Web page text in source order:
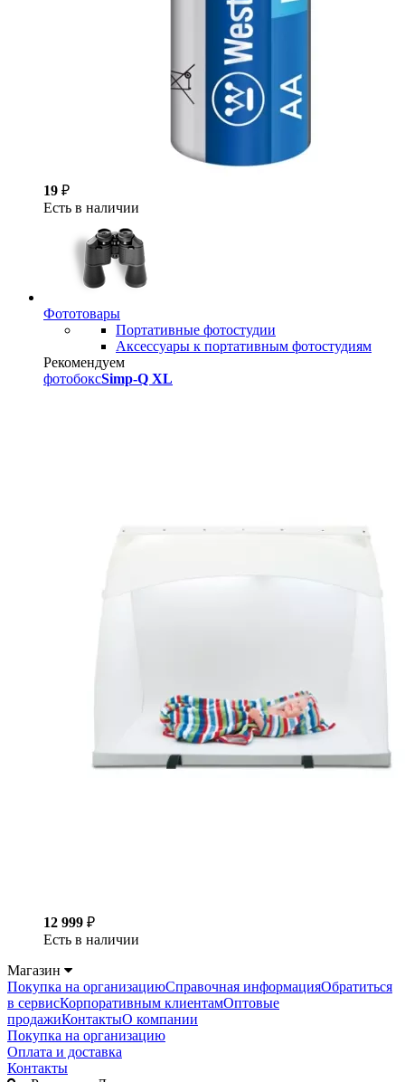
19 ₽
Есть в наличии
Фототовары
Портативные фотостудии
Аксессуары к портативным фотостудиям
Рекомендуем
фотобоксSimp-Q XL
12 999 ₽
Есть в наличии
Магазин
Покупка на организациюСправочная информацияОбратиться
в сервисКорпоративным клиентамОптовые
продажиКонтактыО компании
Покупка на организацию
Оплата и доставка
Контакты